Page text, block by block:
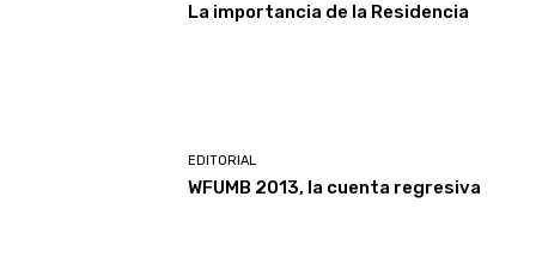
La importancia de la Residencia
EDITORIAL
WFUMB 2013, la cuenta regresiva